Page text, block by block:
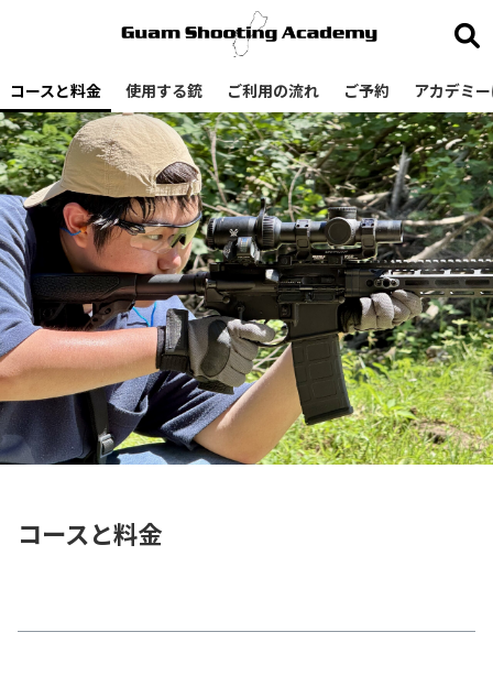
コースと料金 使用する銃 ご利用の流れ ご予約 アカデミ
コースと料金